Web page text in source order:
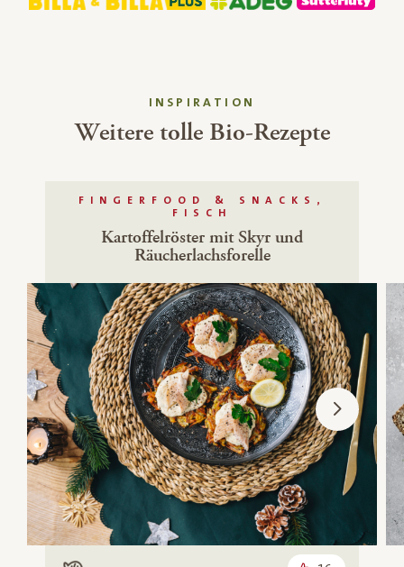
INSPIRATION
Weitere tolle Bio-Rezepte
FINGERFOOD & SNACKS,
FISCH
Kartoffelröster mit Skyr und
Räucherlachsforelle